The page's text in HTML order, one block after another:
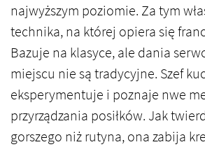
najwyższym poziomie. Za tym
technika, na której opiera się
Bazuje na klasyce, ale dania
miejscu nie są tradycyjne. Szef
eksperymentuje i poznaje nwe
przyrządzania posiłków. Jak
gorszego niż rutyna, ona zabija